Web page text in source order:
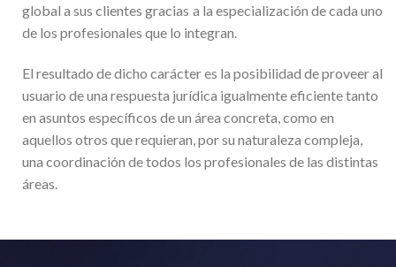
global a sus clientes gracias a la especialización de cada uno
de los profesionales que lo integran.
El resultado de dicho carácter es la posibilidad de proveer al
usuario de una respuesta jurídica igualmente eficiente tanto
en asuntos específicos de un área concreta, como en
aquellos otros que requieran, por su naturaleza compleja,
una coordinación de todos los profesionales de las distintas
áreas.